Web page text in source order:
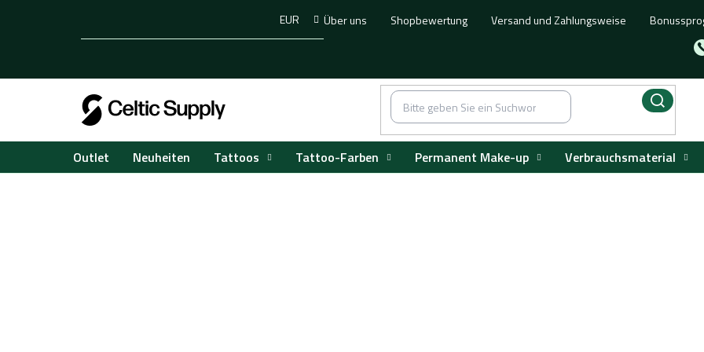
Über uns Shopbewertung Versand und Zahlungsweise
EUR
Outlet Neuheiten Tattoos Tattoo-Farben Permanent Make-up Verbrauchsmaterial